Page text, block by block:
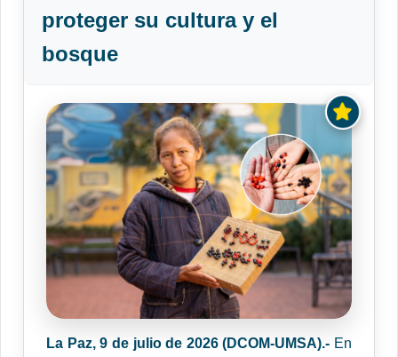
proteger su cultura y el
bosque
La Paz, 9 de julio de 2026 (DCOM-UMSA).- En